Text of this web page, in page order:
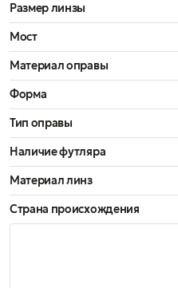
Размер линзы
Мост
Материал оправы
Форма
Тип оправы
Наличие футляра
Материал линз
Страна происхождения